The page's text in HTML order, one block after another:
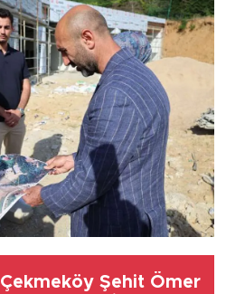
Çekmeköy Şehit Ömer